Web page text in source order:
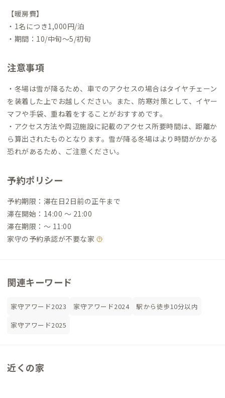
【暖房費】
・1名につき1,000円/泊
・期間：10/中旬〜5/初旬
注意事項
・冬場は雪が降るため、車でのアクセスの場合はタイヤチェーン
を装着した上でお越しください。また、防寒対策として、イヤー
マフや手袋、重ね着をすることがおすすめです。
・アクセス方法や周辺施設に記載のアクセス所要時間は、距離か
ら算出されたものとなります。雪が降る冬場はより時間がかかる
恐れがあるため、ご注意ください。
予約ポリシー
予約期限：滞在日2日前の正午まで
滞在開始：14:00 〜 21:00
滞在期限：〜 11:00
家守の予約承認が不要な家
関連キーワード
家守アワード2023 家守アワード2024
駅から徒歩10分以内
家守アワード2025
近くの家